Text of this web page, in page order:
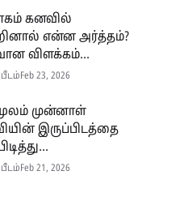
கனவில்
என்ன அர்த்தம்?
விளக்கம்...
பீடம்Feb 23, 2026
முன்னாள்
இருப்பிடத்தை
பீடம்Feb 21, 2026